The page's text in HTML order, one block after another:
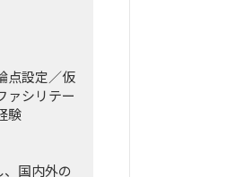
点設定／仮
ァシリテー
験
国内外の